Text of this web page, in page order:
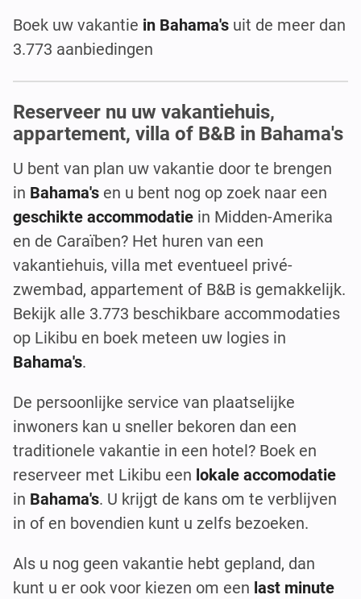
Boek uw vakantie in Bahama's uit de meer dan
3.773 aanbiedingen
Reserveer nu uw vakantiehuis,
appartement, villa of B&B in Bahama's
U bent van plan uw vakantie door te brengen
in Bahama's en u bent nog op zoek naar een
geschikte accommodatie in Midden-Amerika
en de Caraïben? Het huren van een
vakantiehuis, villa met eventueel privé-
zwembad, appartement of B&B is gemakkelijk.
Bekijk alle 3.773 beschikbare accommodaties
op Likibu en boek meteen uw logies in
Bahama's.
De persoonlijke service van plaatselijke
inwoners kan u sneller bekoren dan een
traditionele vakantie in een hotel? Boek en
reserveer met Likibu een lokale accomodatie
in Bahama's. U krijgt de kans om te verblijven
in of en bovendien kunt u zelfs bezoeken.
Als u nog geen vakantie hebt gepland, dan
kunt u er ook voor kiezen om een last minute